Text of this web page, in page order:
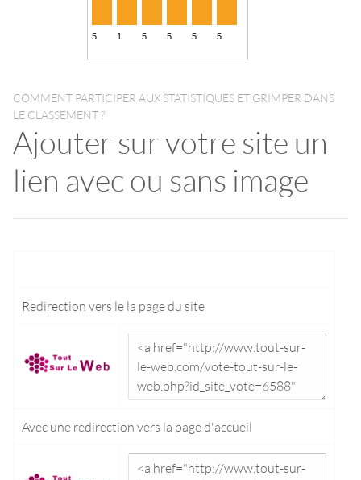
COMMENT PARTICIPER AUX STATISTIQUES ET GRIMPER DANS
LE CLASSEMENT ?
Ajouter sur votre site un
lien avec ou sans image
Redirection vers le la page du site
Avec une redirection vers la page d'accueil